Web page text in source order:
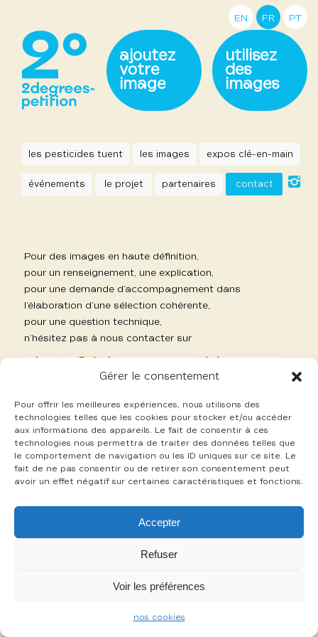
Gérer le consentement
Pour offrir les meilleures expériences, nous utilisons des
technologies telles que les cookies pour stocker et/ou accéder
aux informations des appareils. Le fait de consentir à ces
technologies nous permettra de traiter des données telles que
le comportement de navigation ou les ID uniques sur ce site. Le
fait de ne pas consentir ou de retirer son consentement peut
avoir un effet négatif sur certaines caractéristiques et fonctions.
Accepter
Refuser
Voir les préférences
nos cookies
ajoutez
votre
image
utilisez
des
images
les pesticides tuent les images expos clé-en-main
événements le projet partenaires contact
Pour des images en haute définition,
pour un renseignement, une explication,
pour une demande d’accompagnement dans
l’élaboration d’une sélection cohérente,
pour une question technique,
n’hésitez pas à nous contacter sur
mentions légales
cookies
EN FR PT